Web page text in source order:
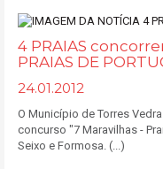
4 PRAIAS
PRAIAS DE
24.01.2012
O Município de Torres
concurso "7 Maravilhas -
Seixo e Formosa. (...)